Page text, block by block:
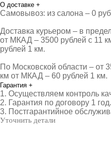
О доставке +
Самовывоз: из салона – 0
Доставка курьером – в
от МКАД – 3500 рублей с 11
рублей 1 км.
По Московской области – от
км от МКАД – 60 рублей 1 км.
Гарантия +
1. Осуществляем контроль
2. Гарантия по договору 1 год.
3. Постгарантийное